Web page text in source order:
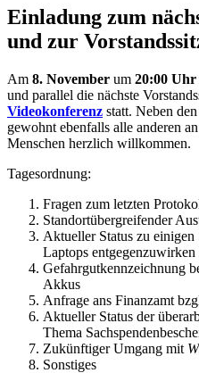
Einladung zum
und zur
Am 8. November um 20:00 Uhr
und parallel die nächste
Videokonferenz statt. Neben
gewohnt ebenfalls alle anderen
Menschen herzlich willkommen.
Tagesordnung:
Fragen zum letzten
Standortübergreifender
Aktueller Status zu
Laptops entgegenzuwirken
Gefahrgutkennzeichnung
Akkus
Anfrage ans Finanzamt
Aktueller Status der
Thema
Zukünftiger Umgang mit
Sonstiges